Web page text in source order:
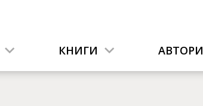
КНИГИ АВТОРИ